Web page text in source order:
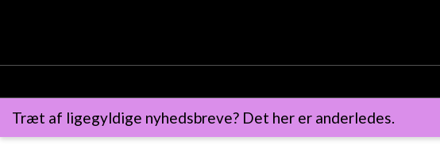
Træt af ligegyldige nyhedsbreve? Det her er anderledes.